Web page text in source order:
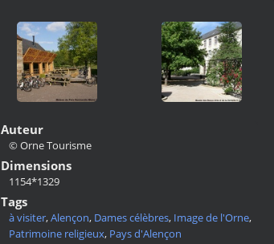
Auteur
© Orne Tourisme
Dimensions
1154*1329
Tags
à visiter,Alençon, Dames célèbres, Image de l'Orne,
Patrimoine religieux, Pays d'Alençon